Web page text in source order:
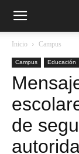
Inicio Campus
Campus Educación
de